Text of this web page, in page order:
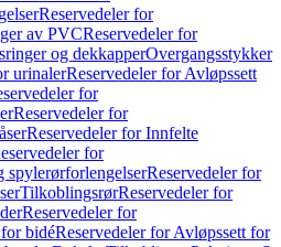
Reservedeler for
av PVCReservedeler for
og dekkapperOvergangsstykker
urinalerReservedeler for Avløpssett
for
Reservedeler for
Reservedeler for Innfelte
for
spylerørforlengelserReservedeler for
TilkoblingsrørReservedeler for
Reservedeler for
bidéReservedeler for Avløpssett for